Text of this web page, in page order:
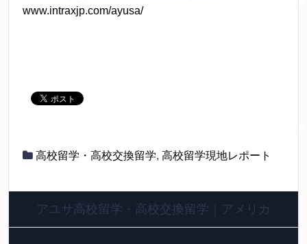
www.intraxjp.com/ayusa/
高校留学・高校交換留学, 高校留学現地レポート
アユサ高校留学・高校交換留学｜アメリカ